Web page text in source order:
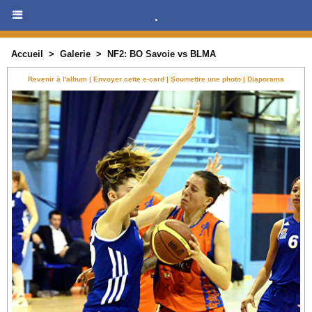
.
Accueil > Galerie > NF2: BO Savoie vs BLMA
Revenir à l'album | Envoyer cette e-card | Soumettre une photo | Diaporama